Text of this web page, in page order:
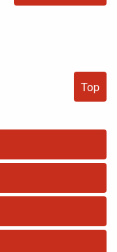
Top